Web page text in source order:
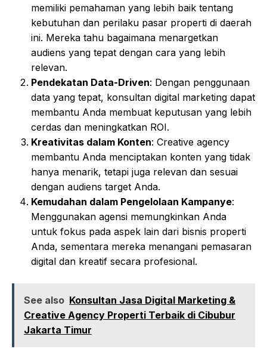
memiliki pemahaman yang lebih baik tentang
kebutuhan dan perilaku pasar properti di daerah
ini. Mereka tahu bagaimana menargetkan
audiens yang tepat dengan cara yang lebih
relevan.
Pendekatan Data-Driven: Dengan penggunaan
data yang tepat, konsultan digital marketing dapat
membantu Anda membuat keputusan yang lebih
cerdas dan meningkatkan ROI.
Kreativitas dalam Konten: Creative agency
membantu Anda menciptakan konten yang tidak
hanya menarik, tetapi juga relevan dan sesuai
dengan audiens target Anda.
Kemudahan dalam Pengelolaan Kampanye:
Menggunakan agensi memungkinkan Anda
untuk fokus pada aspek lain dari bisnis properti
Anda, sementara mereka menangani pemasaran
digital dan kreatif secara profesional.
See also Konsultan Jasa Digital Marketing &
Creative Agency Properti Terbaik di Cibubur
Jakarta Timur